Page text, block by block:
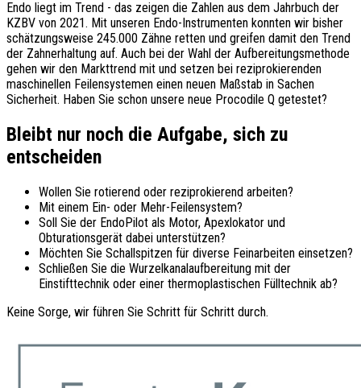
Endo liegt im Trend - das zeigen die Zahlen aus dem Jahrbuch der
KZBV von 2021. Mit unseren Endo-Instrumenten konnten wir bisher
schätzungsweise 245.000 Zähne retten und greifen damit den Trend
der Zahnerhaltung auf. Auch bei der Wahl der Aufbereitungsmethode
gehen wir den Markttrend mit und setzen bei reziprokierenden
maschinellen Feilensystemen einen neuen Maßstab in Sachen
Sicherheit. Haben Sie schon unsere neue Procodile Q getestet?
Bleibt nur noch die Aufgabe, sich zu
entscheiden
Wollen Sie rotierend oder reziprokierend arbeiten?
Mit einem Ein- oder Mehr-Feilensystem?
Soll Sie der EndoPilot als Motor, Apexlokator und
Obturationsgerät dabei unterstützen?
Möchten Sie Schallspitzen für diverse Feinarbeiten einsetzen?
Schließen Sie die Wurzelkanalaufbereitung mit der
Einstifttechnik oder einer thermoplastischen Fülltechnik ab?
Keine Sorge, wir führen Sie Schritt für Schritt durch.